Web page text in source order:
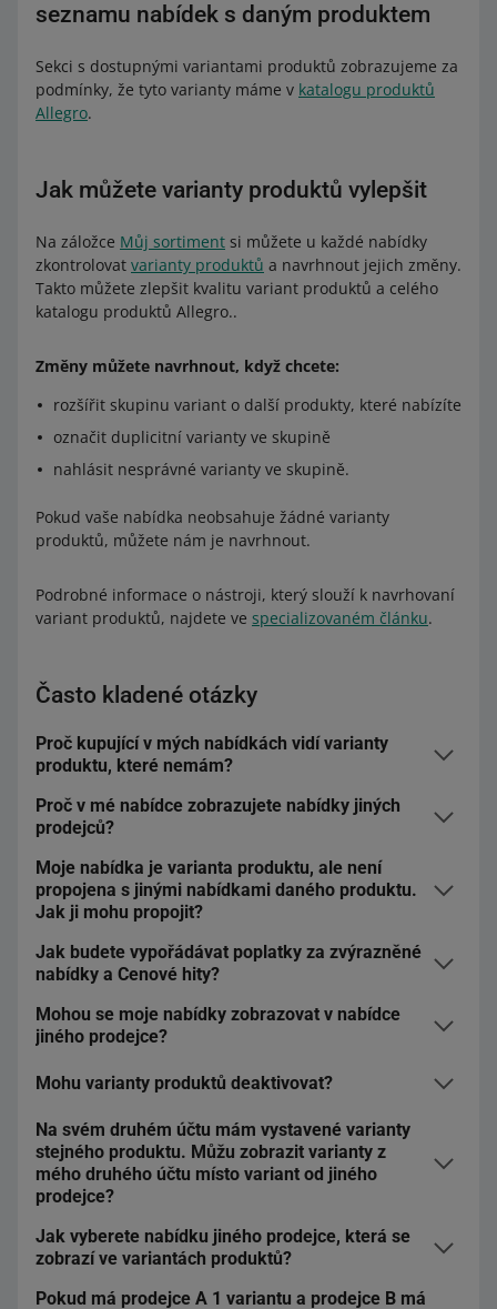
seznamu nabídek s daným produktem
Sekci s dostupnými variantami produktů zobrazujeme za
podmínky, že tyto varianty máme v katalogu produktů
Allegro.
Jak můžete varianty produktů vylepšit
Na záložce Můj sortiment si můžete u každé nabídky
zkontrolovat varianty produktů a navrhnout jejich změny.
Takto můžete zlepšit kvalitu variant produktů a celého
katalogu produktů Allegro..
Změny můžete navrhnout, když chcete:
rozšířit skupinu variant o další produkty, které nabízíte
označit duplicitní varianty ve skupině
nahlásit nesprávné varianty ve skupině.
Pokud vaše nabídka neobsahuje žádné varianty
produktů, můžete nám je navrhnout.
Podrobné informace o nástroji, který slouží k navrhovaní
variant produktů, najdete ve specializovaném článku.
Často kladené otázky
Proč kupující v mých nabídkách vidí varianty
produktu, které nemám?
Na stránce produktu ukazujeme všechny dostupné
varianty produktů, které v některých případech mohou
pocházet od jiných prodejců.
Proč v mé nabídce zobrazujete nabídky jiných
prodejců?
Na stránce produktu zobrazujeme všechny varianty
daného produktu – i ty, které nabízejí jiní prodejci.
Chceme, aby kupující na Allegru našli přesně to, co
hledají, a to ve všech dostupných verzích.
nebudeme ve vaší nabídce zobrazovat nabídky jiných
prodejců – zobrazíme pouze vaše varianty. Nabídky
jiných prodejců můžeme zobrazit pouze v případě, že
vám daná varianta produktu chybí – v takovém případě
zobrazíme chybějící variantu od jiného prodejce.
Moje nabídka je varianta produktu, ale není
propojena s jinými nabídkami daného produktu.
Jak ji mohu propojit?
Na záložceMůj sortimentmůžete navrhnout propojení
takové nabídky se skupinou variant. Podívejte se, jak
navrhnout změny variant produktů.
jako varianty produktů, musíte:
propojit své nabídky s katalogem produktů Allegro
se ujistit, že produkty ve vašem sortimentu zůstanou k
dispozici.
Jak budete vypořádávat poplatky za zvýrazněné
nabídky a Cenové hity?
V tomto ohledu nic neměníme. Za služby budete platit
dle platných ceníků pro zvýrazněné nabídky a Cenové
Mohou se moje nabídky zobrazovat v nabídce
jiného prodejce?
Ano, pokud jiný prodejce nenabízí všechny dostupné
Mohu varianty produktů deaktivovat?
Ne. Takovou možnost nepovolujeme.
Na svém druhém účtu mám vystavené varianty
stejného produktu. Můžu zobrazit varianty z
mého druhého účtu místo variant od jiného
prodejce?
Ne, varianty produktů se týkají konkrétních produktů –
vytváříme je automaticky na základě katalogu produktů
Allegro. Pokud prodáváte všechny varianty daného
Jak vyberete nabídku jiného prodejce, která se
zobrazí ve variantách produktů?
Pokud má prodejce A 1 variantu a prodejce B má